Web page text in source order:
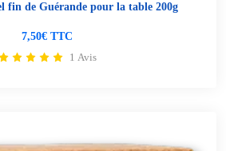
fin de Guérande pour la table 200g
7,50€ TTC
1 Avis